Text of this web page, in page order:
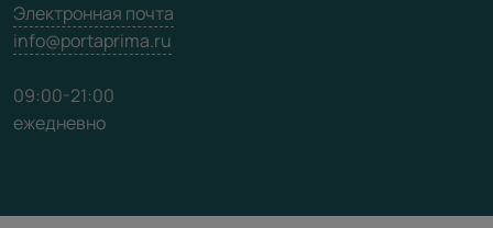
Электронная почта
info@portaprima.ru
09:00-21:00
ежедневно